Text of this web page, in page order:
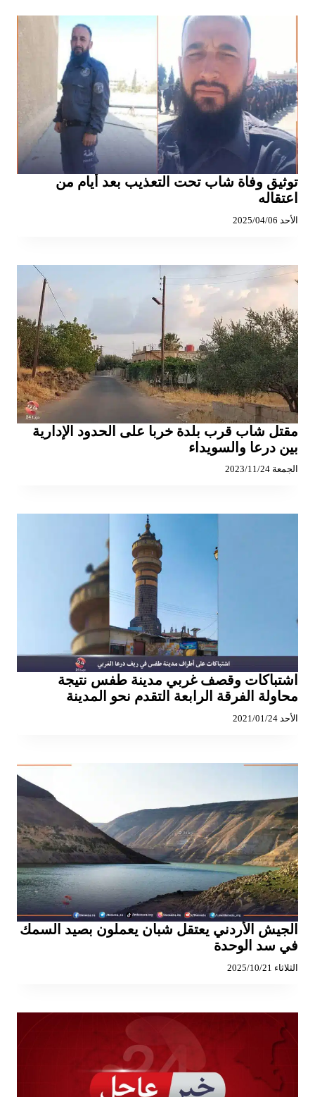
توثيق وفاة شاب تحت التعذيب بعد أيام من
اعتقاله
الأحد 2025/04/06
مقتل شاب قرب بلدة خربا على الحدود الإدارية
بين درعا والسويداء
الجمعة 2023/11/24
اشتباكات وقصف غربي مدينة طفس نتيجة
محاولة الفرقة الرابعة التقدم نحو المدينة
الأحد 2021/01/24
الجيش الأردني يعتقل شبان يعملون بصيد السمك
في سد الوحدة
الثلاثاء 2025/10/21